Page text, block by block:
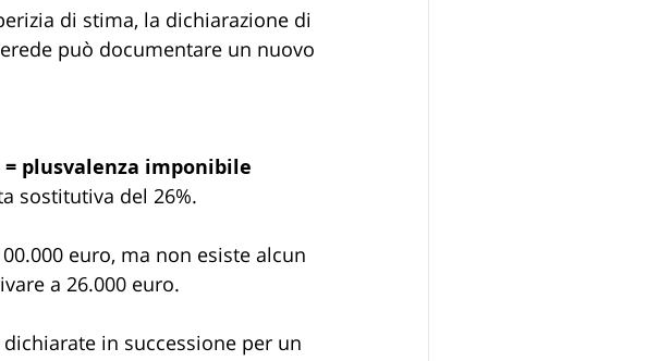
di stima, la dichiarazione di
può documentare un nuovo
plusvalenza imponibile
sostitutiva del 26%.
euro, ma non esiste alcun
a 26.000 euro.
in successione per un